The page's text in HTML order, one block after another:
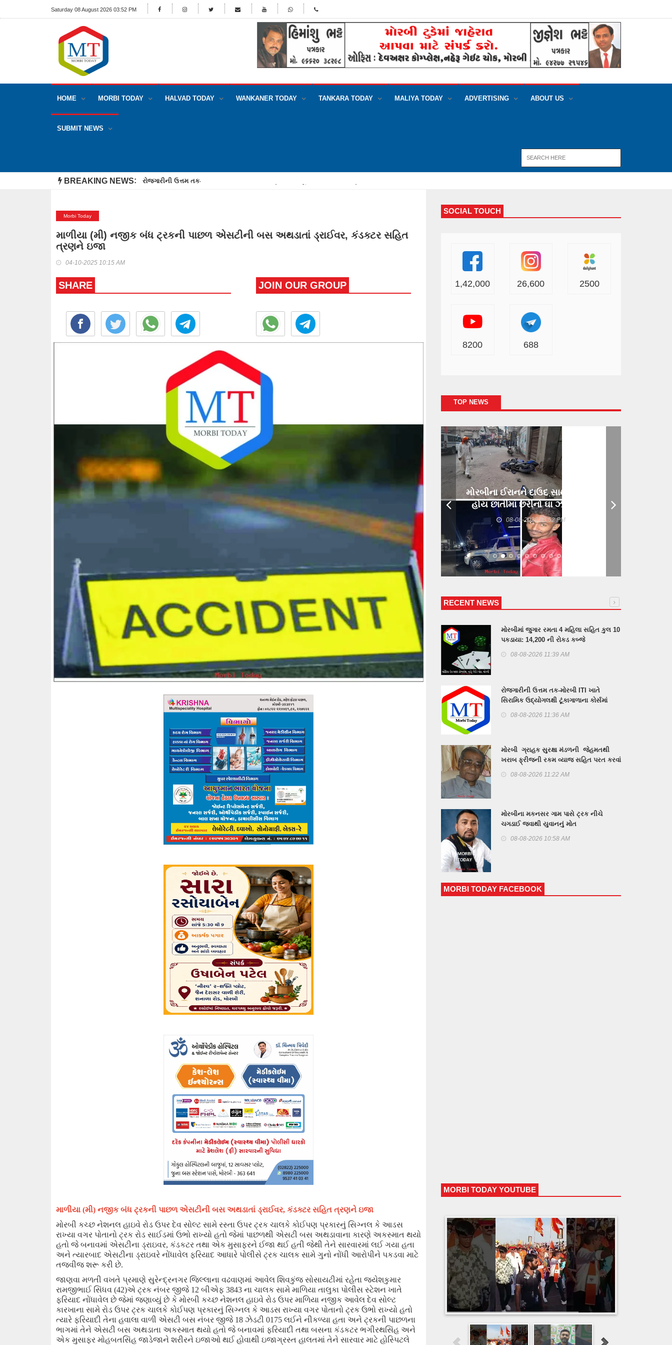
Saturday 08 August 2026 03:52 PM
HOME MORBI TODAY HALVAD TODAY WANKANER TODAY TANKARA TODAY MALIYA TODAY ADVERTISING ABOUT US
SUBMIT NEWS
BREAKING NEWS રોજગારીની ઉત્તમ તક-મોરબી ITI ખાતે સિરામિક ઉદ્યોગલક્ષી ટૂંકાગાળાના કોર્સમાં પ્રવેશ શરૂ
Morbi Today
માળીયા (મી) નજીક બંધ ટ્રકની પાછળ એસટીની બસ અથડાતાં ડ્રાઈવર, કંડક્ટર સહિત
ત્રણને ઇજા
04-10-2025 10:15 AM
SHARE JOIN OUR GROUP
માળીયા (મી) નજીક બંધ ટ્રકની પાછળ એસટીની બસ અથડાતાં ડ્રાઈવર, કંડક્ટર સહિત ત્રણને ઇજા
મોરબી કચ્છ નેશનલ હાઇવે રોડ ઉપર દેવ સોલ્ટ સામે રસ્તા ઉપર ટ્રક ચાલકે કોઈપણ પ્રકારનું સિગ્નલ કે આડસ
રાખ્યા વગર પોતાનો ટ્રક રોડ સાઈડમાં ઉભો રાખ્યો હતો જેમાં પાછળથી એસટી બસ અથડાવાના કારણે અકસ્માત થયો
હતો જે બનાવમાં એસટીના ડ્રાઇવર, કંડકટર તથા એક મુસાફરને ઈજા થઈ હતી જેથી તેને સારવારમાં લઈ ગયા હતા
અને ત્યારબાદ એસટીના ડ્રાઇવરે નોંધાવેલ ફરિયાદ આધારે પોલીસે ટ્રક ચાલક સામે ગુનો નોંધી આરોપીને પકડવા માટે
તજવીજ શરૂ કરી છે.
જાણવા મળતી વખતે પ્રમાણે સુરેન્દ્રનગર જિલ્લાના વઢવાણમાં આવેલ શિવકુંજ સોસાયટીમાં રહેતા જયેશકુમાર
રામજીભાઈ સિંધવ (42)એ ટ્રક નંબર જીજે 12 બીએફ 3843 ના ચાલક સામે માળિયા તાલુકા પોલીસ સ્ટેશન ખાતે
ફરિયાદ નોંધાવેલ છે જેમાં જણાવ્યું છે કે મોરબી કચ્છ નેશનલ હાઇવે રોડ ઉપર માળિયા નજીક આવેલ દેવ સોલ્ટ
કારખાના સામે રોડ ઉપર ટ્રક ચાલકે કોઈપણ પ્રકારનું સિગ્નલ કે આડસ રાખ્યા વગર પોતાનો ટ્રક ઉભો રાખ્યો હતો
ત્યારે ફરિયાદી તેના હવાલા વાળી એસટી બસ નંબર જીજે 18 ઝેડટી 0175 લઈને નીકળ્યા હતા અને ટ્રકની પાછળના
ભાગમાં તેને એસટી બસ અથડાતા અકસ્માત થયો હતો જે બનાવમાં ફરિયાદી તથા બસના કંડકટર ભગીરથસિંહ અને
એક મુસાફર મોહબતસિંહ જાડેજાને શરીરને ઇજાઓ થઈ હોવાથી ઇજાગ્રસ્ત હાલતમાં તેને સારવાર માટે હોસ્પિટલે
SOCIAL TOUCH
1,42,000 26,600 2500
8200 688
TOP NEWS
મોરબીના ઈરાનને દાઉદ સાથે મિત્રતા
હોય છાતીમાં છરીનો ઘા ઝીકિને બે
શખ્સોએ પતાવી દીધો: ગુનો નોંધાયો
08-08-2026 03:52 PM
RECENT NEWS
મોરબીમાં જુગાર રમતા 4 મહિલા સહિત કુલ 10
પકડાયા: 14,200 ની રોકડ કબ્જે
08-08-2026 11:39 AM
રોજગારીની ઉત્તમ તક-મોરબી ITI ખાતે
સિરામિક ઉદ્યોગલક્ષી ટૂંકાગાળાના કોર્સમાં
08-08-2026 11:36 AM
મોરબી ગ્રાહક સુરક્ષા મંડળની જેહમતથી
ખરાબ ફ્રીજની રકમ વ્યાજ સહિત પરત કરવાં
08-08-2026 11:22 AM
મોરબીના મકનસર ગામ પાસે ટ્રક નીચે
ચગડાઈ જવાથી યુવાનનું મોત
08-08-2026 10:58 AM
MORBI TODAY FACEBOOK
MORBI TODAY YOUTUBE
HTML5 Gallery Free Version